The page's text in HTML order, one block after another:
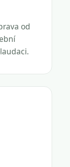
od